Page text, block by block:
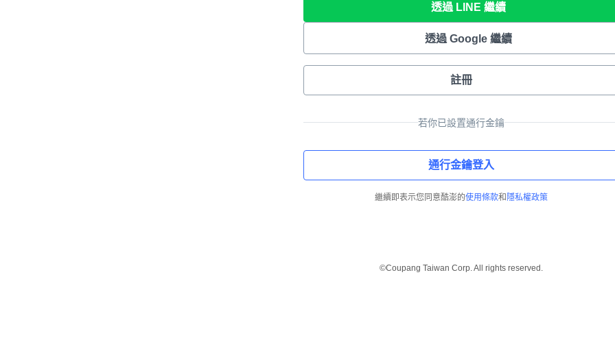
透過 LINE 繼續
透過 Google 繼續
註冊
若你已設置通行金鑰
通行金鑰登入
繼續即表示您同意酷澎的使用條款和 隱私權政策
©Coupang Taiwan Corp. All rights reserved.